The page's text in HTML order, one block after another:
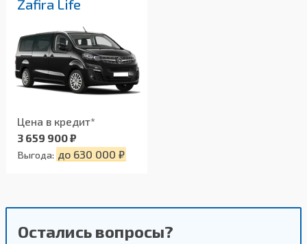
Zafira Life
Цена в кредит*
3 659 900 ₽
Выгода: до 630 000 ₽
Остались вопросы?